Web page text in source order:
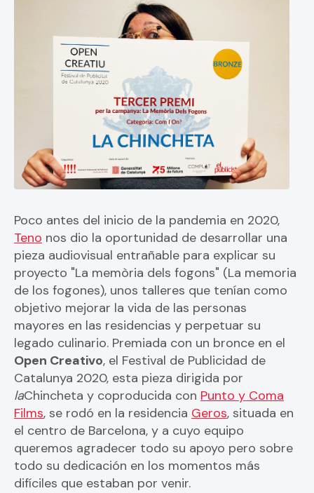
Poco antes del inicio de la pandemia en 2020,
Teno nos dio la oportunidad de desarrollar una
pieza audiovisual entrañable para explicar su
proyecto "La memòria dels fogons" (La memoria
de los fogones), unos talleres que tenían como
objetivo mejorar la vida de las personas
mayores en las residencias y perpetuar su
legado culinario. Premiada con un bronce en el
Open Creativo, el Festival de Publicidad de
Catalunya 2020, esta pieza dirigida por
laChincheta y coproducida con Punto y Coma
Films, se rodó en la residencia Geros, situada en
el centro de Barcelona, y a cuyo equipo
queremos agradecer todo su apoyo pero sobre
todo su dedicación en los momentos más
difíciles que estaban por venir.